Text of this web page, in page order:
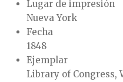
Lugar de impresión
Nueva York
Fecha
1848
Ejemplar
Library of Congress,